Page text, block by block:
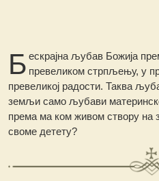
Б ескрајна љубав Божија
превеликом стрпљењу, у
превеликој радости. Таква
земљи само љубави
према ма ком живом створу на
своме детету?